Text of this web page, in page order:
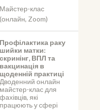
Майстер-клас
(онлайн, Zoom)
Профілактика раку
шийки матки:
скринінг, ВПЛ та
вакцинація в
щоденній практиці
Дводенний онлайн
майстер-клас для
фахівців, які
працюють у сфері